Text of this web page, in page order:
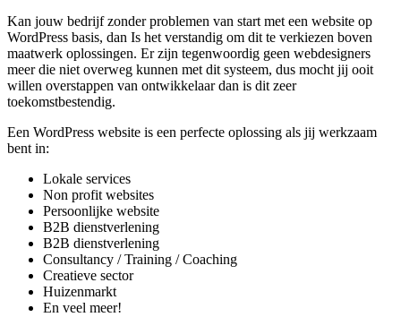
Kan jouw bedrijf zonder problemen van start met een website op
WordPress basis, dan Is het verstandig om dit te verkiezen boven
maatwerk oplossingen. Er zijn tegenwoordig geen webdesigners
meer die niet overweg kunnen met dit systeem, dus mocht jij ooit
willen overstappen van ontwikkelaar dan is dit zeer
toekomstbestendig.
Een WordPress website is een perfecte oplossing als jij werkzaam
bent in:
Lokale services
Non profit websites
Persoonlijke website
B2B dienstverlening
B2B dienstverlening
Consultancy / Training / Coaching
Creatieve sector
Huizenmarkt
En veel meer!